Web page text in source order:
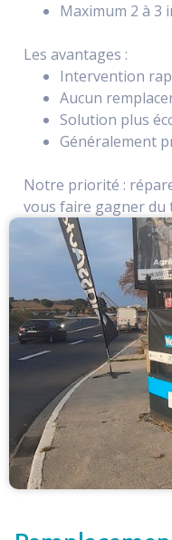
Maximum 2 à 3
Les avantages :
Intervention
Aucun
Solution plus
Généralement
Notre priorité :
vous faire gagner du